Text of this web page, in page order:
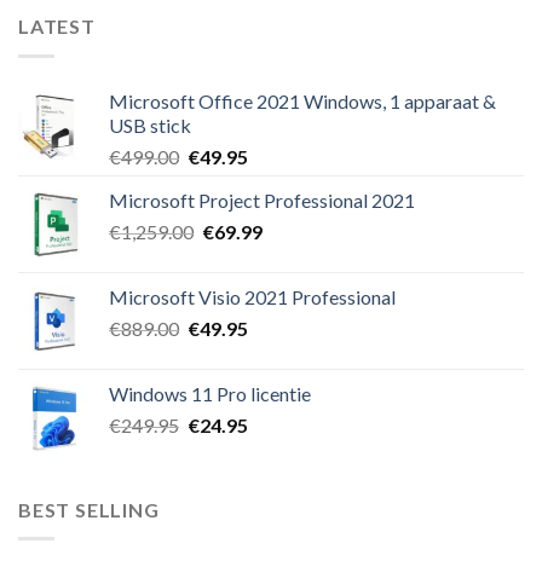
LATEST
Microsoft Office 2021 Windows, 1 apparaat &
USB stick
€499.00 Oorspronkelijke
was:
€499.00.
€49.95Huidige
is:
€49.95.
Microsoft Project Professional 2021
€1,259.00 Oorspronkelijke
€1,259.00.
€69.99Huidige
€69.99.
Microsoft Visio 2021 Professional
€889.00 Oorspronkelijke
€889.00.
€49.95Huidige
€49.95.
Windows 11 Pro licentie
€249.95 Oorspronkelijke
€24.95Huidige
BEST SELLING